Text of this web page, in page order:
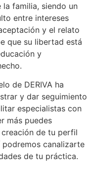
familia, siendo un
entre intereses
y el relato
que su libertad está
y
de DERIVA ha
y dar seguimiento
especialistas con
más puedes
de tu perfil
canalizarte
de tu práctica.